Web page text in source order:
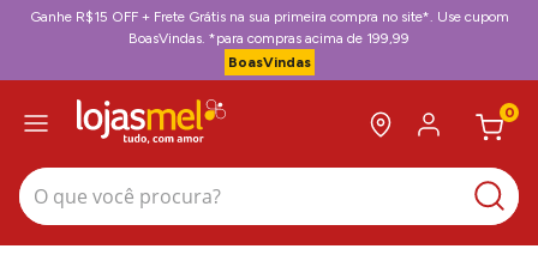
Ganhe R$15 OFF + Frete Grátis na sua primeira compra no site*. Use cupom
BoasVindas. *para compras acima de 199,99
BoasVindas
0
O que você procura?